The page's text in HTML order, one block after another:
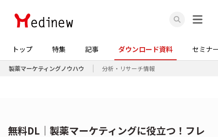
トップ 特集 記事 ダウンロード資料 セミナ
製薬マーケティングノウハウ 分析・リサーチ情報
無料DL｜製薬マーケティングに役立つ！フレ